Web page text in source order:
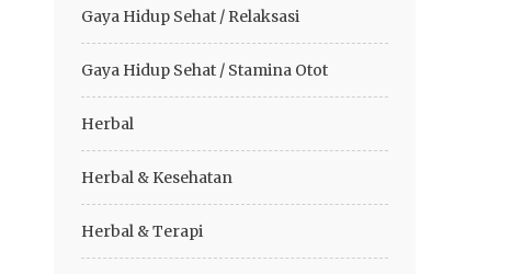
Gaya Hidup Sehat / Relaksasi
Gaya Hidup Sehat / Stamina Otot
Herbal
Herbal & Kesehatan
Herbal & Terapi